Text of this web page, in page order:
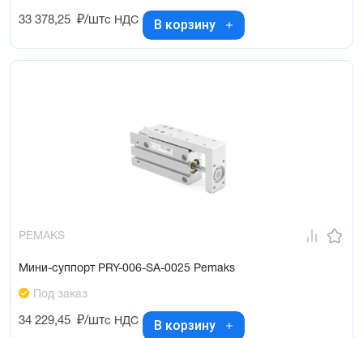
33 378,25 ₽/штс НДС В корзину
PEMAKS
Мини-суппорт PRY-006-SA-0025 Pemaks
Под заказ
34 229,45 ₽/штс НДС В корзину